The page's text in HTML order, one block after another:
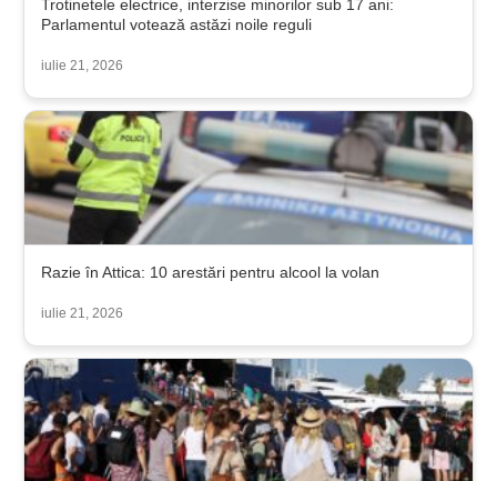
Trotinetele electrice, interzise minorilor sub 17 ani:
Parlamentul votează astăzi noile reguli
iulie 21, 2026
Razie în Attica: 10 arestări pentru alcool la volan
iulie 21, 2026